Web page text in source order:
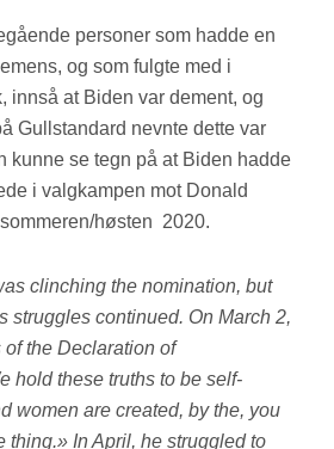
personer som hadde en
og som fulgte med i
innså at Biden var dement, og
Gullstandard nevnte dette var
kunne se tegn på at Biden hadde
i valgkampen mot Donald
høsten 2020.
clinching the nomination, but
struggles continued. On March 2,
of the Declaration of
hold these truths to be self-
women are created, by the, you
thing.» In April, he struggled to